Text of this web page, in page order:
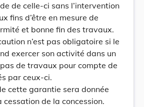
de celle-ci sans l’intervention
fins d’être en mesure de
et bonne fin des travaux.
n’est pas obligatoire si le
exercer son activité dans un
de travaux pour compte de
par ceux-ci.
cette garantie sera donnée
cessation de la concession.